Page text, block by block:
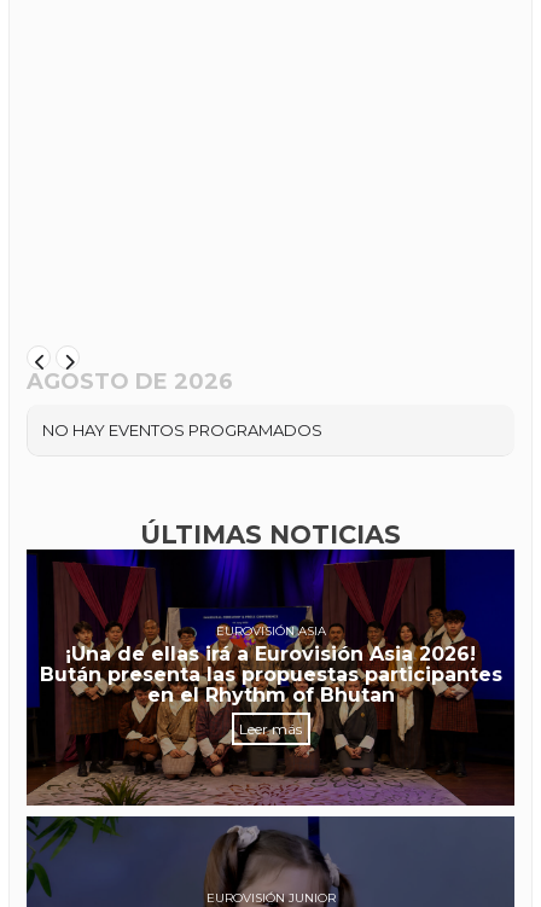
AGOSTO DE 2026
NO HAY EVENTOS PROGRAMADOS
ÚLTIMAS NOTICIAS
EUROVISIÓN ASIA
¡Una de ellas irá a Eurovisión Asia 2026!
Bután presenta las propuestas participantes
en el Rhythm of Bhutan
Leer más
EUROVISIÓN JUNIOR